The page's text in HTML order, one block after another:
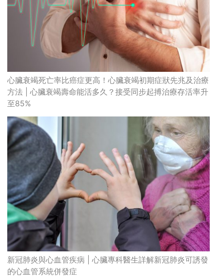
心臟衰竭死亡率比癌症更高！心臟衰竭初期症狀先兆及治療
方法 | 心臟衰竭壽命能活多久？接受同步起搏治療存活率升
至85%
新冠肺炎與心血管疾病 | 心臟專科醫生詳解新冠肺炎可誘發
的心血管系統併發症